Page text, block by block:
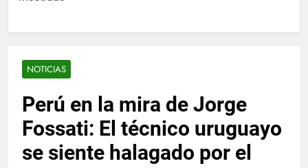
NOTICIAS
Perú en la mira de Jorge
Fossati: El técnico uruguayo
se siente halagado por el